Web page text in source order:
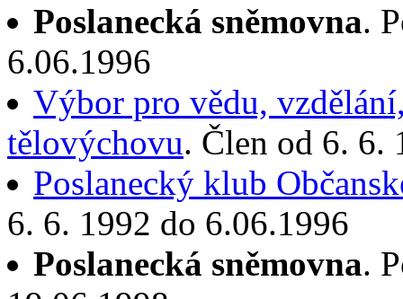
Poslanecká sněmovna.
6.06.1996
Výbor pro vědu,
tělovýchovu. Člen od 6. 6.
Poslanecký klub
6. 6. 1992 do 6.06.1996
Poslanecká sněmovna.